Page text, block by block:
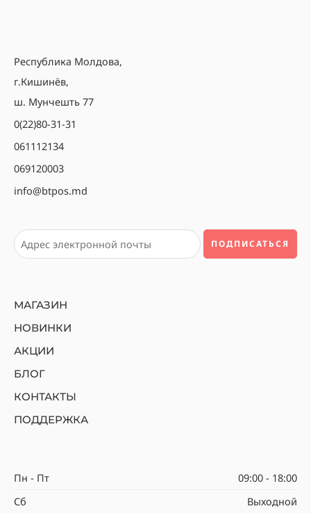
Республика Молдова,
г.Кишинёв,
ш. Мунчешть 77
0(22)80-31-31
061112134
069120003
info@btpos.md
МАГАЗИН
НОВИНКИ
АКЦИИ
БЛОГ
КОНТАКТЫ
ПОДДЕРЖКА
Пн - Пт
09:00 - 18:00
Сб
Выходной